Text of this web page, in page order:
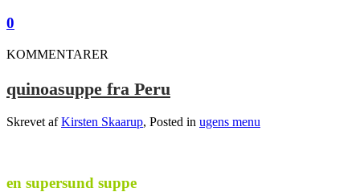
0
KOMMENTARER
quinoasuppe fra Peru
Skrevet afKirsten Skaarup, Posted in ugens menu
en supersund suppe